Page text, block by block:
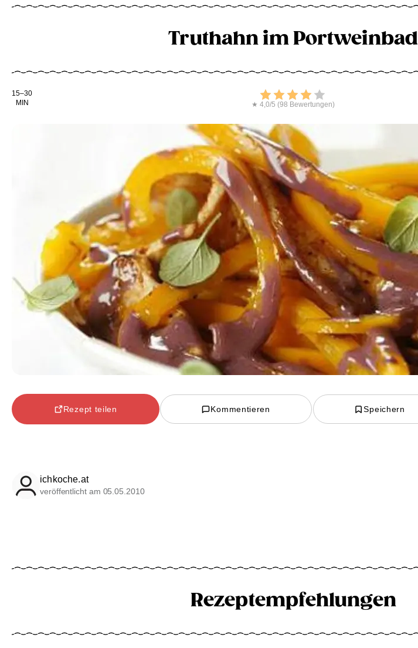
Truthahn im Portweinbad
Kochdauer
15–30
MIN
Bewerten
★ 4,0/5 (98 Bewertungen)
Rezept teilen Kommentieren Speichern
ichkoche.at
veröffentlicht am 05.05.2010
Rezeptempfehlungen